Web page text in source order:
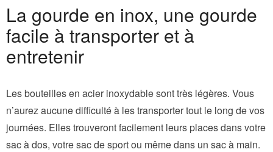
La gourde en inox, une gourde
facile à transporter et à
entretenir
Les bouteilles en acier inoxydable sont très légères. Vous
n’aurez aucune difficulté à les transporter tout le long de vos
journées. Elles trouveront facilement leurs places dans votre
sac à dos, votre sac de sport ou même dans un sac à main.